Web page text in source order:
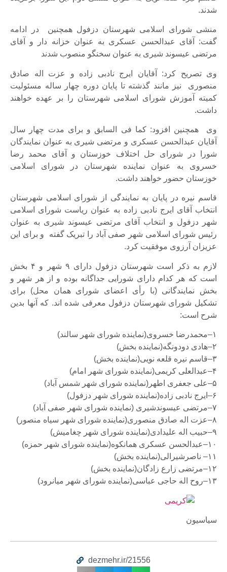
شدند.
منشی شورای اسلامی شهرستان دزفول همچنین در ادامه
گفت: آقای عبدالحسن عسکری به عنوان خزانه دار و آقای
مرتضی عیسوند شیری به عنوان سخنگو منصوب شدند
وی تصریح کرد: آقایان ایرج نادبی زاده و عزت اله صادق
منصوری نیز مانند گذشته تا پایان دوره چهار ساله مسئولیت
کمیته آموزش شورای اسلامی شهرستان را بر عهده خواهند
داشت.
وی همچنین افزود: کما فی السابق و برای مدت چهار سال
آقایان عبدالحسن عسکری و مرتضی شیری به عنوان نمایندگان
شورا در شورای حل اختلاف خوزستان و آقای محمد رضا
خسروی به عنوان نماینده شهرستان در شورای اسلامی
خوزستان حضور خواهند داشت.
قاسم نیره در پایان به نمایندگی از شورای اسلامی شهرستان
انتخاب آقای ایرج نادبی زاده به عنوان ریاست شورای اسلامی
شهر دزفول و انتخاب آقای مرتضی عیسوند شیری به عنوان
رئیس شورای اسلامی شهر صفی آباد را تبریک گفته و برای این
عزیزان آرزوی موفقیت کرد.
لازم به ذکر است شهرستان دزفول دارای ۹ شهر و ۴ بخش
است که هر کدام دارای شورایی جداگانه بوده و از هر شهر و
بخش نمایندگانی (با رأی اعضای شورای همان محل) برای
تشکیل شورای شهرستان دزفول معرفی شده اند. که آنها بدین
شرح است:
۱–محمدرضا خسروی(نماینده شورای شهر سالند)
۲–هادی دودونگه(نماینده بخش)
۳–قاسم نیره قلعه نویی(نماینده بخش)
۴–عبدالعلی کریمی(نماینده شورای شهر امام)
۵–علی جعفری اطهر(نماینده شورای شهر شمس آباد)
۶– ایرج نادبی زاده(نماینده شورای شهر دزفول)
۷–مرتضی عیسوندشیری (نماینده شورای شهر صفی آباد)
۸–عزت اله صادق منصوری(نماینده شورای شهر سیاه منصور)
۹–حبیب اله علیدادی(نماینده شورای شهر چغامیش)
۱۰–عبدالحسن عسکری همانکوه(نماینده شورای شهر حمزه)
۱۱– ناصرشیرالی(نماینده بخش)
۱۲–مرتضی زارع زادگان(نماینده بخش)
۱۳–روح اله حاجی عباسی(نماینده شورای شهر میانرود)
سیاسیون
dezmehr.ir/21556